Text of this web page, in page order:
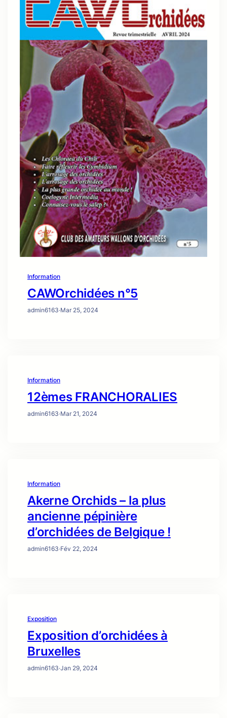
Information
CAWOrchidées n°5
admin6163·Mar 25, 2024
Information
12èmes FRANCHORALIES
admin6163·Mar 21, 2024
Information
Akerne Orchids – la plus
ancienne pépinière
d’orchidées de Belgique !
admin6163·Fév 22, 2024
Exposition
Exposition d’orchidées à
Bruxelles
admin6163·Jan 29, 2024